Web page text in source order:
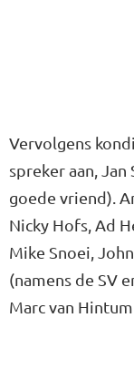
Vervolgens
spreker aan,
goede vriend).
Nicky Hofs, Ad
Mike Snoei,
(namens de SV
Marc van